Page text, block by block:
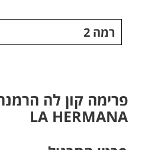
רמה 2
LA HERMANA